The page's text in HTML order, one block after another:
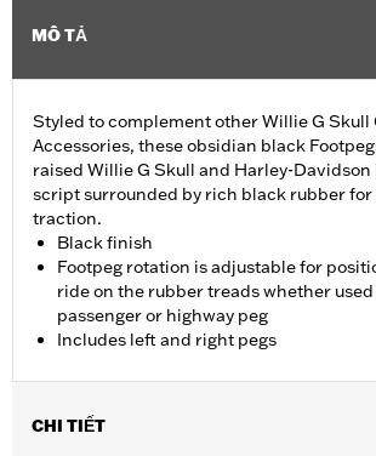
MÔ TẢ
Styled to complement other Willie G Skull
Accessories, these obsidian black
raised Willie G Skull and Harley-
script surrounded by rich black rubber for
traction.
Black finish
Footpeg rotation is adjustable for
ride on the rubber treads whether used
passenger or highway peg
Includes left and right pegs
CHI TIẾT